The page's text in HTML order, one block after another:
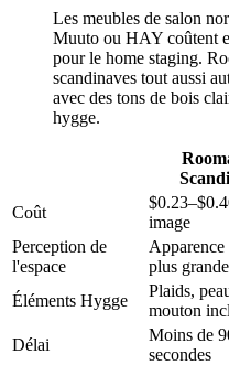
Les meubles de salon
Muuto ou HAY coûtent
pour le home staging.
scandinaves tout aussi
avec des tons de bois
hygge.
Coût
image
Perception de
l'espace
plus grande
Éléments Hygge
Plaids,
mouton
Délai
Moins de
secondes